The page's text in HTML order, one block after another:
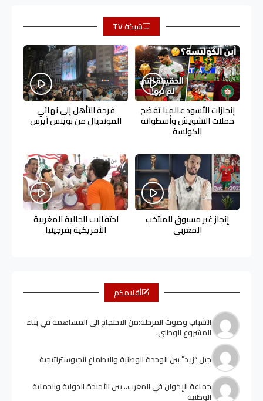
شبكة TV
إنجازات الأسود عالميا تفضح
حملات التشويش وأسطوانة
الكولسة
فرحة التأهل إلى نهائي
المونديال من بوينس آيرس
إنجاز غير مسبوق للمنتخب
المغربي
احتفالات الجالية المغربية
الأمريكية بفرجينيا
أقلامكم
الشباب وصوت المرحلة:من الاحتجاج الى المساهمة في بناء
المشروع الوطني.
جيل “زيد” ببن الوحدة الوطنية والاطماع الجيوستراتيجية
جماعة الإخوان في المغرب.. بين الأجندة الدولية والحماية
الوطنية